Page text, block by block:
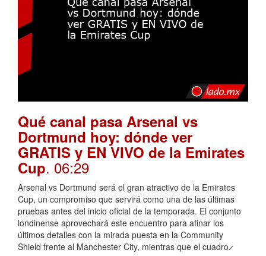
Qué canal pasa Arsenal vs
Dortmund hoy: dónde ver
GRATIS y EN VIVO de la Emirates
Cup. 06:29
Arsenal vs Dortmund será el gran atractivo de la Emirates
Cup, un compromiso que servirá como una de las últimas
pruebas antes del inicio oficial de la temporada. El conjunto
londinense aprovechará este encuentro para afinar los
últimos detalles con la mirada puesta en la Community
Shield frente al Manchester City, mientras que el cuadro ̷